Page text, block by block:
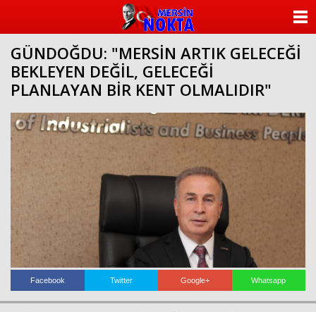
GÜNDOĞDU: "MERSİN ARTIK GELECEĞİ
BEKLEYEN DEĞİL, GELECEĞİ
PLANLAYAN BİR KENT OLMALIDIR"
Facebook Twitter Google+ Whatsapp
KATEGORİLER
YAZARLAR
VİDEO GALERİ
KÜNYE